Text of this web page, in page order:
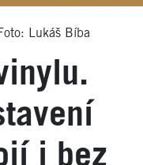
Lukáš Bíba
i bez